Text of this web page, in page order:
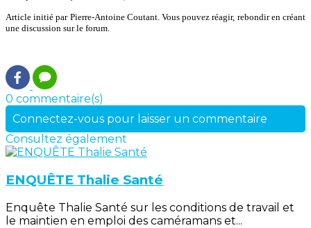
Article initié par Pierre-Antoine Coutant. Vous pouvez réagir, rebondir en créant
une discussion sur le forum.
0 commentaire(s)
Connectez-vous pour laisser un commentaire
Consultez également
ENQUÊTE Thalie Santé
Enquête Thalie Santé sur les conditions de travail et
le maintien en emploi des caméramans et...